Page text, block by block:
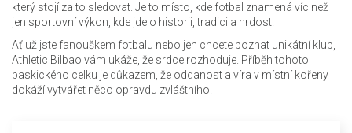
který stojí za to sledovat. Je to místo, kde fotbal znamená víc než
jen sportovní výkon, kde jde o historii, tradici a hrdost.
Ať už jste fanouškem fotbalu nebo jen chcete poznat unikátní klub,
Athletic Bilbao vám ukáže, že srdce rozhoduje. Příběh tohoto
baskického celku je důkazem, že oddanost a víra v místní kořeny
dokáží vytvářet něco opravdu zvláštního.